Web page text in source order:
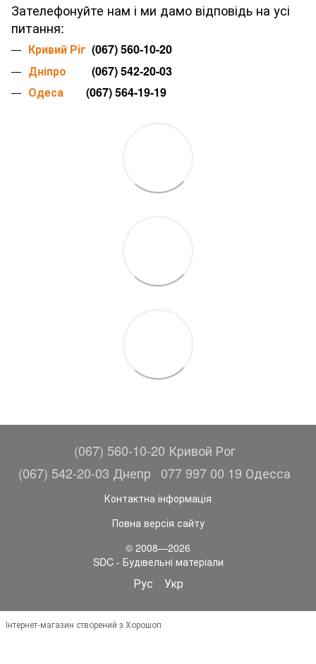
Зателефонуйте нам і ми дамо відповідь на усі
питання:
Кривий Ріг (067) 560-10-20
Дніпро (067) 542-20-03
Одеса (067) 564-19-19
(067) 560-10-20 Кривой Рог
(067) 542-20-03 Днепр
077 997 00 19 Одесса
Контактна інформація
Повна версія сайту
© 2008—2026
SDC - Будівельні матеріали
Рус Укр
Інтернет-магазин створений з Хорошоп